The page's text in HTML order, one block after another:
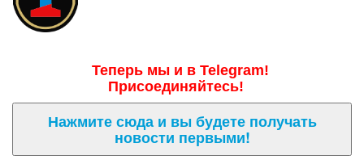
Теперь мы и в Telegram!
Присоединяйтесь!
Нажмите сюда и вы будете получать
новости первыми!